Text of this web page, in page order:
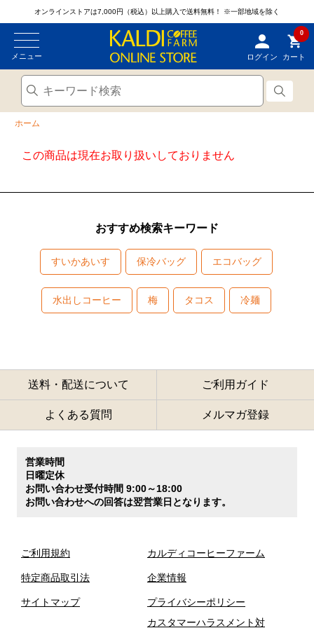
オンラインストアは7,000円（税込）以上購入で送料無料！ ※一部地域を除く
メニュー ログイン
0
カート
ホーム
この商品は現在お取り扱いしておりません
おすすめ検索キーワード
すいかあいす 保冷バッグ エコバッグ
水出しコーヒー 梅 タコス 冷麺
送料・配送について ご利用ガイド
よくある質問 メルマガ登録
営業時間
日曜定休
お問い合わせ受付時間 9:00～18:00
お問い合わせへの回答は翌営業日となります。
ご利用規約
特定商品取引法
サイトマップ
カルディコーヒーファーム
企業情報
プライバシーポリシー
カスタマーハラスメント対